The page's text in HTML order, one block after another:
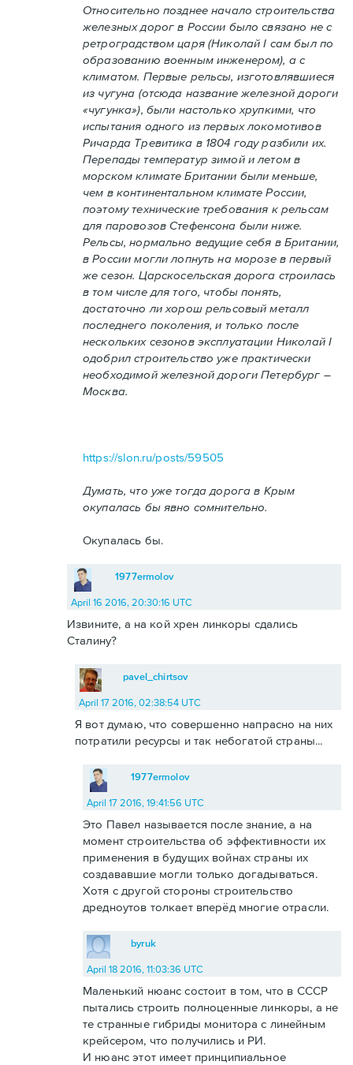
Относительно позднее начало строительства
железных дорог в России было связано не с
ретроградством царя (Николай I сам был по
образованию военным инженером), а с
климатом. Первые рельсы, изготовлявшиеся
из чугуна (отсюда название железной дороги
«чугунка»), были настолько хрупкими, что
испытания одного из первых локомотивов
Ричарда Тревитика в 1804 году разбили их.
Перепады температур зимой и летом в
морском климате Британии были меньше,
чем в континентальном климате России,
поэтому технические требования к рельсам
для паровозов Стефенсона были ниже.
Рельсы, нормально ведущие себя в Британии,
в России могли лопнуть на морозе в первый
же сезон. Царскосельская дорога строилась
в том числе для того, чтобы понять,
достаточно ли хорош рельсовый металл
последнего поколения, и только после
нескольких сезонов эксплуатации Николай I
одобрил строительство уже практически
необходимой железной дороги Петербург –
Москва.
https://slon.ru/posts/59505
Думать, что уже тогда дорога в Крым
окупалась бы явно сомнительно.
Окупалась бы.
1977ermolov
April 16 2016, 20:30:16 UTC
Извините, а на кой хрен линкоры сдались
Сталину?
pavel_chirtsov
April 17 2016, 02:38:54 UTC
Я вот думаю, что совершенно напрасно на них
потратили ресурсы и так небогатой страны...
1977ermolov
April 17 2016, 19:41:56 UTC
Это Павел называется после знание, а на
момент строительства об эффективности их
применения в будущих войнах страны их
создававшие могли только догадываться.
Хотя с другой стороны строительство
дредноутов толкает вперёд многие отрасли.
byruk
April 18 2016, 11:03:36 UTC
Маленький нюанс состоит в том, что в СССР
пытались строить полноценные линкоры, а не
те странные гибриды монитора с линейным
крейсером, что получились и РИ.
И нюанс этот имеет принципиальное